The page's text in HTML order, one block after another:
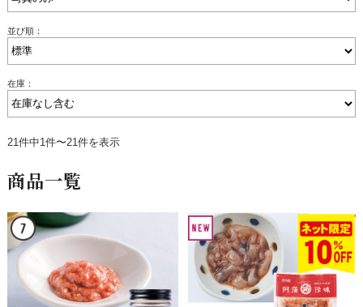
並び順：
在庫：
21件中1件〜21件を表示
商品一覧